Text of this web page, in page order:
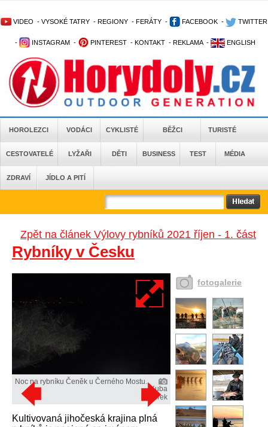
VIDEO - VYSOKÉ TATRY - REGIONY - FERÁTY - FACEBOOK - TWITTER
- INSTAGRAM - PINTEREST - KONTAKT - REKLAMA - ENGLISH
HOROLEZCI VODÁCI CYKLISTÉ BĚŽCI TURISTÉ
CESTOVATELÉ LYŽAŘI DĚTI BUSINESS TEST MÉDIA
ZDRAVÍ JÍDLO A PITÍ
Zpět na článek Výlovy rybníků 2021 říjen - 1. část
Rybníky v Česku
Noc na rybníku Čeněk u Černého Mostu.
Kuba
Turek
Kultivovaná jihočeská krajina plná
fotogalerie